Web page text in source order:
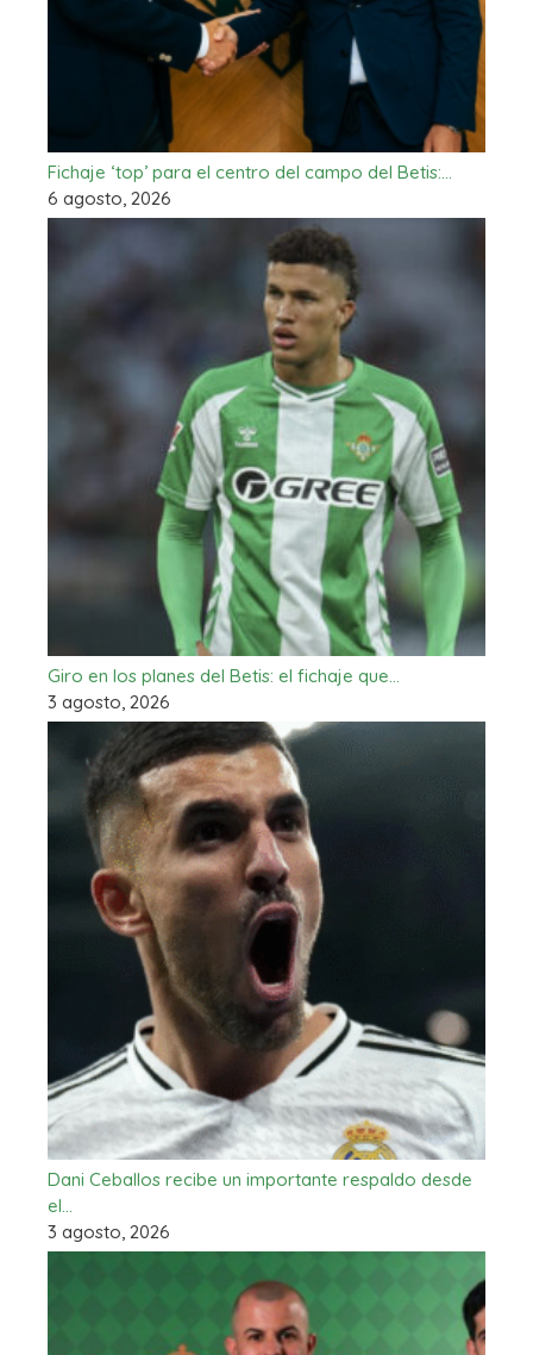
Fichaje ‘top’ para el centro del campo del Betis:…
6 agosto, 2026
Giro en los planes del Betis: el fichaje que…
3 agosto, 2026
Dani Ceballos recibe un importante respaldo desde
el…
3 agosto, 2026